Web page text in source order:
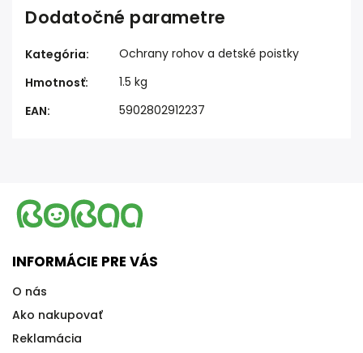
Dodatočné parametre
Kategória:
Ochrany rohov a detské poistky
Hmotnosť:
1.5 kg
EAN: 5902802912237
INFORMÁCIE PRE VÁS
O nás
Ako nakupovať
Reklamácia